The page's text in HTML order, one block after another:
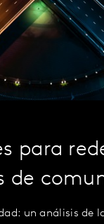
para
de
un análisis de